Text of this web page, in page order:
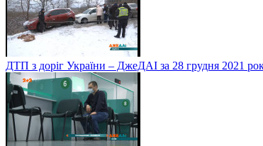
ДТП з доріг України – ДжеДАІ за 28 грудня 2021